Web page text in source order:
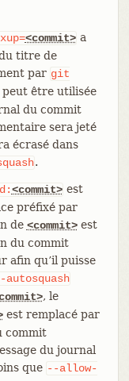
<commit> a
titre de
par git
peut être utilisée
du commit
sera jeté
écrasé dans
.
<commit> est
préfixé par
de <commit>est
du commit
afin qu’il puisse
autosquash
, le
est remplacé par
commit
du journal
que --allow-